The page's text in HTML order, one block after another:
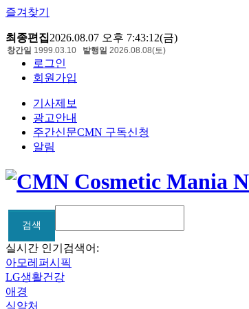
즐겨찾기
최종편집2026.08.07 오후 7:43:12(금)
로그인
회원가입
기사제보
광고안내
주간신문CMN 구독신청
알림
창간일 1999.03.10 발행일 2026.08.08(토)
검색
검색
실시간 인기검색어:
아모레퍼시픽
LG생활건강
애경
식약처